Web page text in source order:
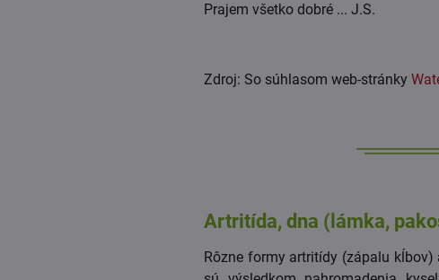
Prajem všetko dobré ... J.S.
Zdroj: So súhlasom web-stránky
Artritída, dna (lámka,
Rôzne formy artritídy (zápalu kĺbov)